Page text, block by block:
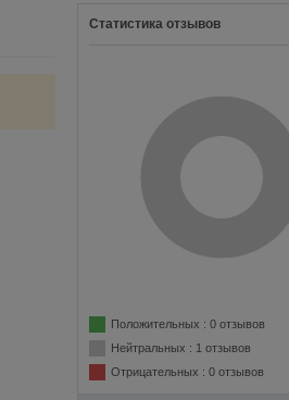
Статистика отзывов
Положительных : 0 отзывов
Нейтральных : 1 отзывов
Отрицательных : 0 отзывов